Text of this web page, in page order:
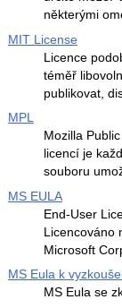
některými
MIT License
Licence
téměř
publikovat,
MPL
Mozilla
licencí je
souboru
MS EULA
End-User
Licencováno
Microsoft
MS Eula k
MS Eula se